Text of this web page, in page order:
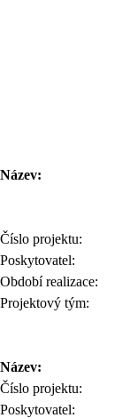
Název:
Číslo projektu:
Poskytovatel:
Období realizace:
Projektový tým:
Název:
Číslo projektu:
Poskytovatel: